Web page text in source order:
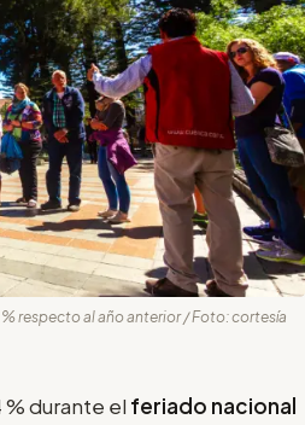
respecto al año anterior / Foto: cortesía
% durante el feriado nacional